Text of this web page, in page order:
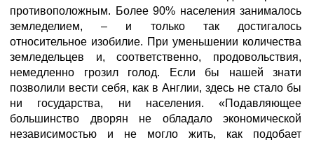
противоположным. Более 90% населения занималось
земледелием, – и только так достигалось
относительное изобилие. При уменьшении количества
земледельцев и, соответственно, продовольствия,
немедленно грозил голод. Если бы нашей знати
позволили вести себя, как в Англии, здесь не стало бы
ни государства, ни населения. «Подавляющее
большинство дворян не обладало экономической
независимостью и не могло жить, как подобает